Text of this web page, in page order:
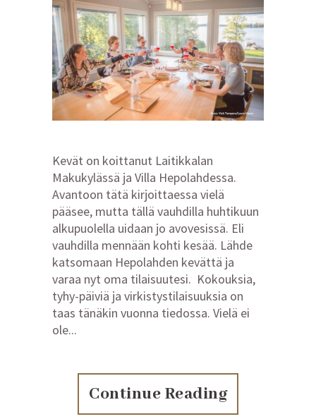
Kevät on koittanut Laitikkalan
Makukylässä ja Villa Hepolahdessa.
Avantoon tätä kirjoittaessa vielä
pääsee, mutta tällä vauhdilla huhtikuun
alkupuolella uidaan jo avovesissä. Eli
vauhdilla mennään kohti kesää. Lähde
katsomaan Hepolahden kevättä ja
varaa nyt oma tilaisuutesi. Kokouksia,
tyhy-päiviä ja virkistystilaisuuksia on
taas tänäkin vuonna tiedossa. Vielä ei
ole...
Continue Reading